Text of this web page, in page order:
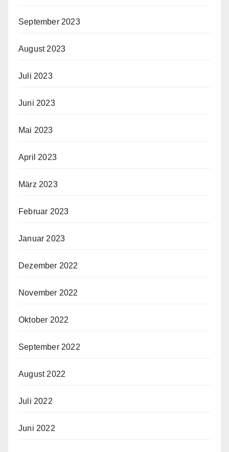
September 2023
August 2023
Juli 2023
Juni 2023
Mai 2023
April 2023
März 2023
Februar 2023
Januar 2023
Dezember 2022
November 2022
Oktober 2022
September 2022
August 2022
Juli 2022
Juni 2022